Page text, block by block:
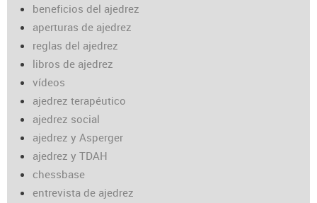
beneficios del ajedrez
aperturas de ajedrez
reglas del ajedrez
libros de ajedrez
vídeos
ajedrez terapéutico
ajedrez social
ajedrez y Asperger
ajedrez y TDAH
chessbase
entrevista de ajedrez